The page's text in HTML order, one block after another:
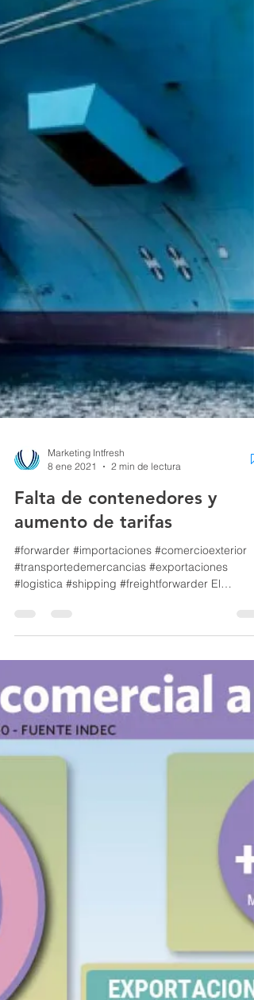
8 ene 2021
2 min de lectura
Falta de contenedores y
aumento de tarifas
#forwarder #importaciones #comercioexterior
repunte...